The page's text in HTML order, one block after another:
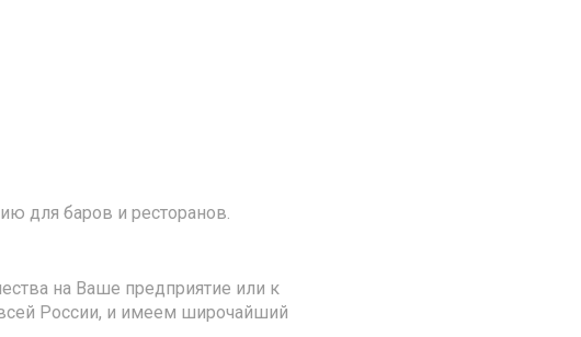
для баров и ресторанов.
на Ваше предприятие или к
России, и имеем широчайший